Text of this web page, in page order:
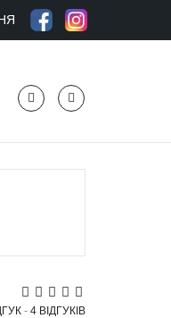
- 4 ВІДГУКІВ